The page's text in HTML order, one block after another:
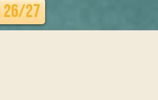
26/27